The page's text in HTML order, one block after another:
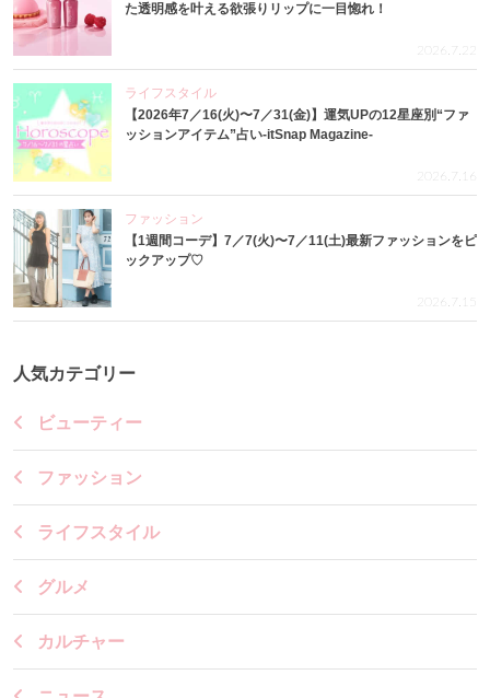
た透明感を叶える欲張りリップに一目惚れ！
2026.7.22
ライフスタイル
【2026年7／16(火)〜7／31(金)】運気UPの12星座別“ファ
ッションアイテム”占い-itSnap Magazine-
2026.7.16
ファッション
【1週間コーデ】7／7(火)〜7／11(土)最新ファッションをピ
ックアップ♡
2026.7.15
人気カテゴリー
ビューティー
ファッション
ライフスタイル
グルメ
カルチャー